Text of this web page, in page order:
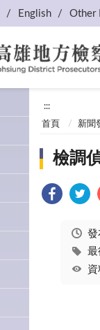
English Other
:::
首頁 新聞
檢調
發
最